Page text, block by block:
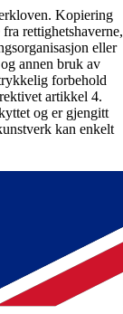
Kopiering
rettighetshaverne,
eller
annen bruk av
forbehold
artikkel 4.
og er gjengitt
kan enkelt